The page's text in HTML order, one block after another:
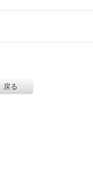
戻る